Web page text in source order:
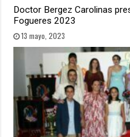
Doctor Bergez Carolinas
Fogueres 2023
13 mayo, 2023